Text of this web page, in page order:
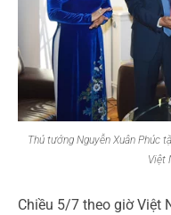
Thủ tướng Nguyễn Xuân Phúc
Việt
Chiều 5/7 theo giờ Việt